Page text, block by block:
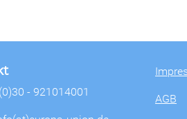
- 921014001
AGB